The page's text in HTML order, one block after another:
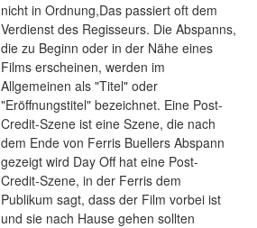
nicht in Ordnung,Das passiert oft dem
Verdienst des Regisseurs. Die Abspanns,
die zu Beginn oder in der Nähe eines
Films erscheinen, werden im
Allgemeinen als "Titel" oder
"Eröffnungstitel" bezeichnet. Eine Post-
Credit-Szene ist eine Szene, die nach
dem Ende von Ferris Buellers Abspann
gezeigt wird Day Off hat eine Post-
Credit-Szene, in der Ferris dem
Publikum sagt, dass der Film vorbei ist
und sie nach Hause gehen sollten